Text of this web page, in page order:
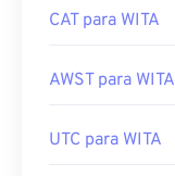
CAT para WITA
AWST para WITA
UTC para WITA